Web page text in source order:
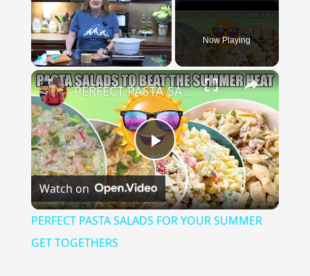
Play Unmute Fullscreen
Now Playing
×
Play
Video
PERFECT PASTA SALADS FOR YOUR SUMMER GET TOGETHERS
Watch on
PERFECT PASTA SALADS FOR YOUR SUMMER
GET TOGETHERS